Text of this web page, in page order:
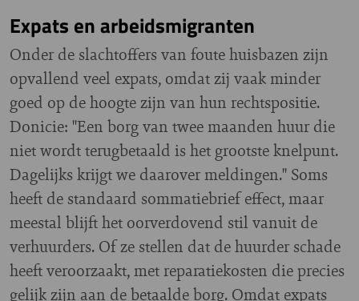
Expats en arbeidsmigranten
Onder de slachtoffers van foute huisbazen zijn
opvallend veel expats, omdat zij vaak minder
goed op de hoogte zijn van hun rechtspositie.
Donicie: "Een borg van twee maanden huur die
niet wordt terugbetaald is het grootste knelpunt.
Dagelijks krijgt we daarover meldingen." Soms
heeft de standaard sommatiebrief effect, maar
meestal blijft het oorverdovend stil vanuit de
verhuurders. Of ze stellen dat de huurder schade
heeft veroorzaakt, met reparatiekosten die precies
gelijk zijn aan de betaalde borg. Omdat expats